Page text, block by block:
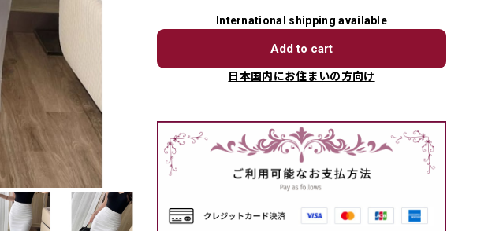
International shipping available
Add to cart
日本国内にお住まいの方向け